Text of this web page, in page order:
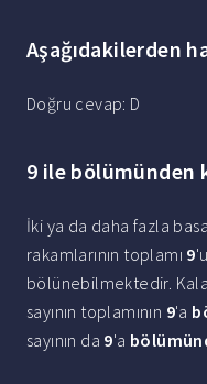
Aşağıdakilerden
Doğru cevap: D
9 ile bölümünden
İki ya da daha fazla
rakamlarının toplamı 9
bölünebilmektedir.
sayının toplamının 9'a
sayının da 9'a